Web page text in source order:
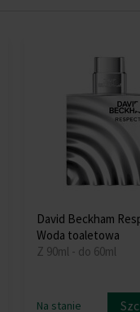
David Beckham
Woda toaletowa
Z 90ml - do 60ml
Na stanie